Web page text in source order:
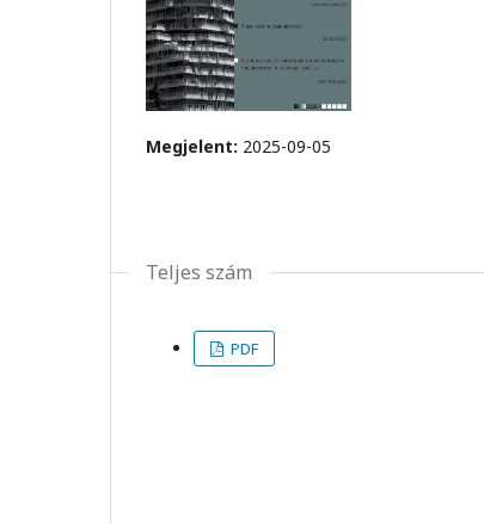
Megjelent: 2025-09-05
Teljes szám
PDF